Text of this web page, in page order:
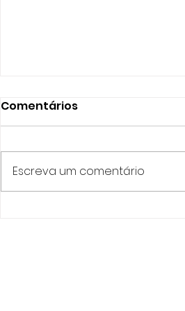
Comentários
Escreva um comentário